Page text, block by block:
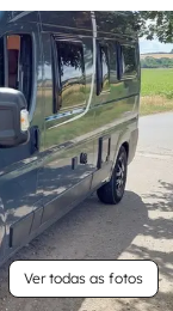
Ver todas as fotos